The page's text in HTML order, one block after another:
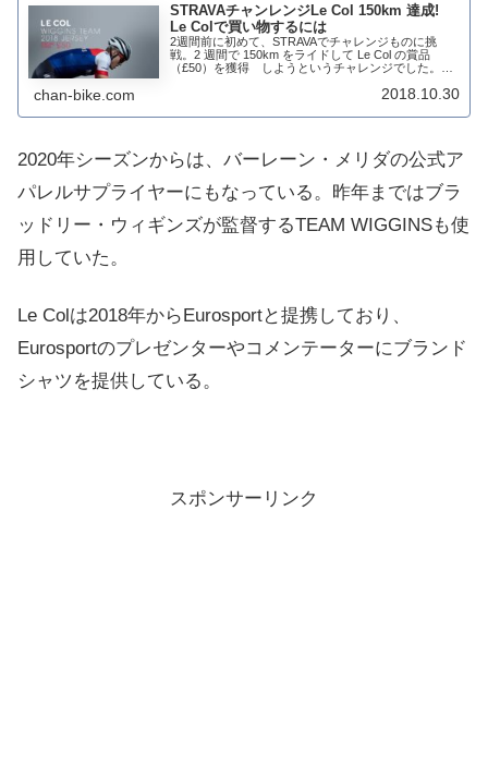
STRAVAチャンレンジLe Col 150km 達成!
Le Colで買い物するには
2週間前に初めて、STRAVAでチャレンジものに挑
戦。2 週間で 150km をライドして Le Col の賞品
（£50）を獲得 しようというチャレンジでした。残
chan-bike.com 2018.10.30
2020年シーズンからは、バーレーン・メリダの公式ア
パレルサプライヤーにもなっている。昨年まではブラ
ッドリー・ウィギンズが監督するTEAM WIGGINSも使
用していた。
Le Colは2018年からEurosportと提携しており、
Eurosportのプレゼンターやコメンテーターにブランド
シャツを提供している。
スポンサーリンク